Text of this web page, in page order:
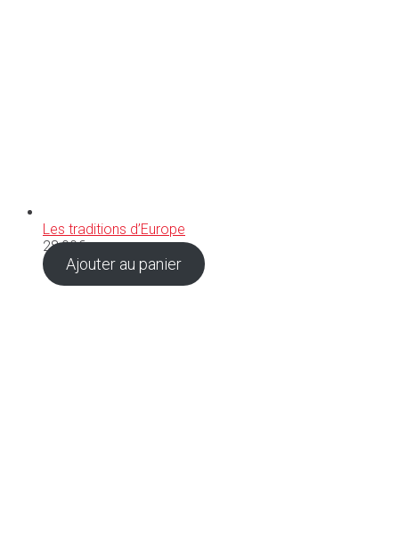
Les traditions d’Europe
28,00€
Ajouter au panier